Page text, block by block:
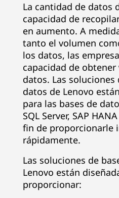
La cantidad de datos
capacidad de
en aumento. A
tanto el volumen
los datos, las
capacidad de obtener
datos. Las soluciones
datos de Lenovo
para las bases de
SQL Server, SAP
fin de proporcionarle
rápidamente.
Las soluciones de
Lenovo están
proporcionar: